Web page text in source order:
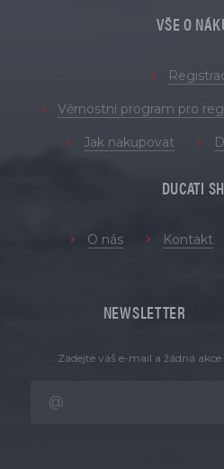
VŠE O
Věrnostní program pro
Jak nakupovat
DUCATI
O nás Kontakt
NEWSLETTER
Zadejte váš e-mail a žádná